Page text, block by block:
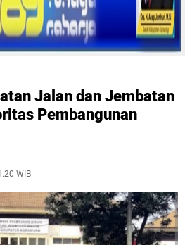
Jalan dan Jembatan
Pembangunan
WIB